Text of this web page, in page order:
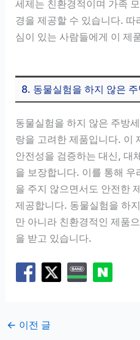
세제는 친환경적이며 가족
경을 제공할 수 있습니다.
심이 있는 사람들에게 이 제
8. 동물실험을 하지 않은 주
동물실험을 하지 않은 주방
랑을 고려한 제품입니다. 이
안전성을 검증하는 대신, 대
을 보장합니다. 이를 통해
을 주지 않으면서도 안전한
제공합니다. 동물실험을 하
만 아니라 친환경적인 제품
을 받고 있습니다.
← 이전 글